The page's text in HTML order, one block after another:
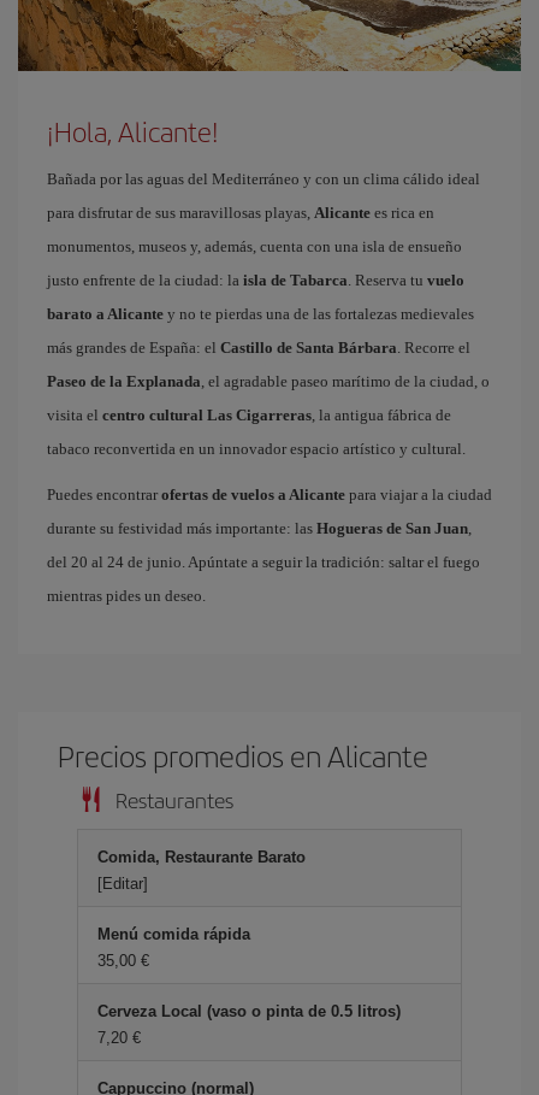
¡Hola, Alicante!
Bañada por las aguas del Mediterráneo y con un clima cálido ideal
para disfrutar de sus maravillosas playas, Alicante es rica en
monumentos, museos y, además, cuenta con una isla de ensueño
justo enfrente de la ciudad: la isla de Tabarca. Reserva tu vuelo
barato a Alicante y no te pierdas una de las fortalezas medievales
más grandes de España: el Castillo de Santa Bárbara. Recorre el
Paseo de la Explanada, el agradable paseo marítimo de la ciudad, o
visita el centro cultural Las Cigarreras, la antigua fábrica de
tabaco reconvertida en un innovador espacio artístico y cultural.
Puedes encontrar ofertas de vuelos a Alicante para viajar a la ciudad
durante su festividad más importante: las Hogueras de San Juan,
del 20 al 24 de junio. Apúntate a seguir la tradición: saltar el fuego
mientras pides un deseo.
Precios promedios en Alicante
Restaurantes
Comida, Restaurante Barato
[Editar]
Menú comida rápida
35,00 €
Cerveza Local (vaso o pinta de 0.5 litros)
7,20 €
Cappuccino (normal)